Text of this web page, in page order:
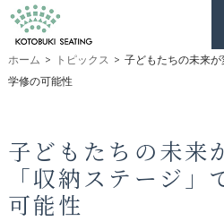
ホーム > トピックス > 子どもたちの未来
学修の可能性
子どもたちの未来
「収納ステージ」
可能性